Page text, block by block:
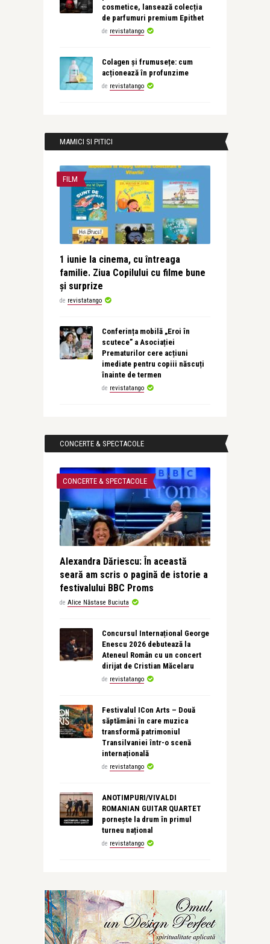
cosmetice, lansează colecția
de parfumuri premium Epithet
de revistatango
Colagen și frumusețe: cum
acționează în profunzime
de revistatango
MAMICI SI PITICI
FILM
1 iunie la cinema, cu întreaga
familie. Ziua Copilului cu filme bune
și surprize
de revistatango
Conferința mobilă „Eroi în
scutece” a Asociației
Prematurilor cere acțiuni
imediate pentru copiii născuți
înainte de termen
de revistatango
CONCERTE & SPECTACOLE
CONCERTE & SPECTACOLE
Alexandra Dăriescu: În această
seară am scris o pagină de istorie a
festivalului BBC Proms
de Alice Năstase Buciuta
Concursul Internațional George
Enescu 2026 debutează la
Ateneul Român cu un concert
dirijat de Cristian Măcelaru
de revistatango
Festivalul ICon Arts – Două
săptămâni în care muzica
transformă patrimoniul
Transilvaniei într-o scenă
internațională
de revistatango
ANOTIMPURI/VIVALDI
ROMANIAN GUITAR QUARTET
pornește la drum în primul
turneu național
de revistatango